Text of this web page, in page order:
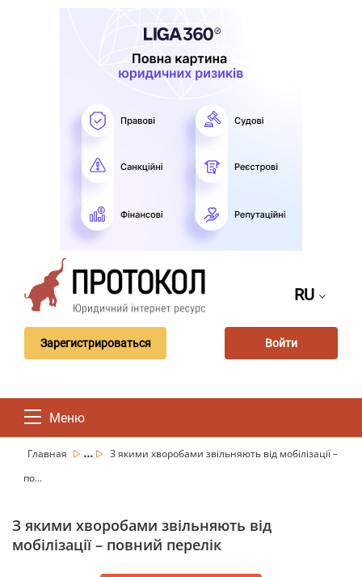
RU
Зарегистрироваться Войти
Меню
Главная ...
З якими хворобами звільняють від мобілізації –
по...
З якими хворобами звільняють від
мобілізації – повний перелік